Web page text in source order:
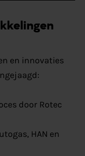
en innovaties
door Rotec
HAN en